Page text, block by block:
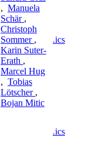
, Manuela
Schär ,
Christoph
Sommer ,
Karin Suter-
Erath ,
Marcel Hug
, Tobias
Lötscher ,
Bojan Mitic
.ics
.ics